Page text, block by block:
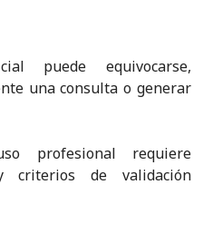
puede equivocarse,
una consulta o generar
profesional requiere
criterios de validación